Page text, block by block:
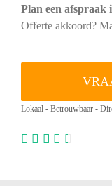
Plan een afspraak
Offerte akkoord?
Lokaal - Betrouwbaar -